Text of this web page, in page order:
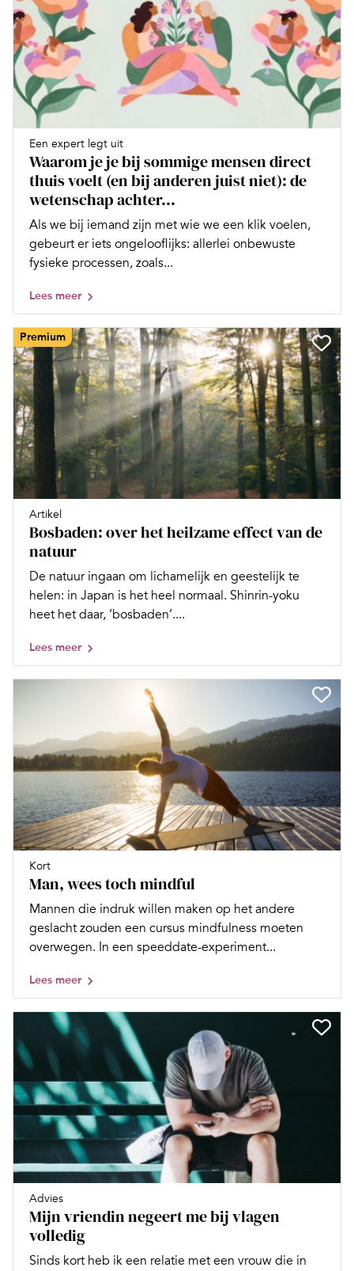
Een expert legt uit
Waarom je je bij sommige mensen direct
thuis voelt (en bij anderen juist niet): de
wetenschap achter...
Als we bij iemand zijn met wie we een klik voelen,
gebeurt er iets ongelooflijks: allerlei onbewuste
fysieke processen, zoals...
Lees meer
Premium
Artikel
Bosbaden: over het heilzame effect van de
natuur
De natuur ingaan om lichamelijk en geestelijk te
helen: in Japan is het heel normaal. Shinrin-yoku
heet het daar, ‘bosbaden’....
Lees meer
Kort
Man, wees toch mindful
Mannen die indruk willen maken op het andere
geslacht zouden een cursus mindfulness moeten
overwegen. In een speeddate-experiment...
Lees meer
Advies
Mijn vriendin negeert me bij vlagen
volledig
Sinds kort heb ik een relatie met een vrouw die in